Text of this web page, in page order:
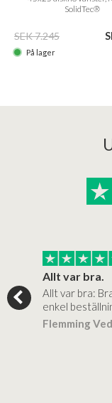
SolidTec®
SEK 7.245
På lager
Allt var bra.
Allt var bra:
enkel
Flemming